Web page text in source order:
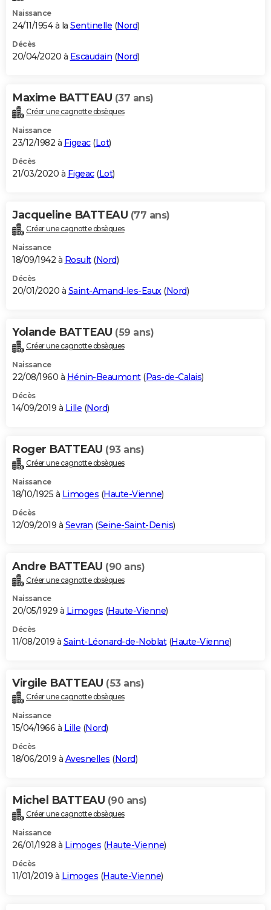
Naissance
24/11/1954 à la Sentinelle (Nord)
Décès
20/04/2020 à Escaudain (Nord)
Maxime BATTEAU (37 ans)
Créer une cagnotte obsèques
Naissance
23/12/1982 à Figeac(Lot)
Décès
21/03/2020 à Figeac(Lot)
Jacqueline BATTEAU (77 ans)
Créer une cagnotte obsèques
Naissance
18/09/1942 à Rosult(Nord)
Décès
20/01/2020 à Saint-Amand-les-Eaux(Nord)
Yolande BATTEAU (59 ans)
Créer une cagnotte obsèques
Naissance
22/08/1960 à Hénin-Beaumont(Pas-de-Calais)
Décès
14/09/2019 à Lille (Nord)
Roger BATTEAU (93 ans)
Créer une cagnotte obsèques
Naissance
18/10/1925 à Limoges (Haute-Vienne)
Décès
12/09/2019 à Sevran (Seine-Saint-Denis)
Andre BATTEAU (90 ans)
Créer une cagnotte obsèques
Naissance
20/05/1929 à Limoges (Haute-Vienne)
Décès
11/08/2019 à Saint-Léonard-de-Noblat(Haute-Vienne)
Virgile BATTEAU (53 ans)
Créer une cagnotte obsèques
Naissance
15/04/1966 à Lille (Nord)
Décès
18/06/2019 à Avesnelles (Nord)
Michel BATTEAU (90 ans)
Créer une cagnotte obsèques
Naissance
26/01/1928 à Limoges (Haute-Vienne)
Décès
11/01/2019 à Limoges (Haute-Vienne)